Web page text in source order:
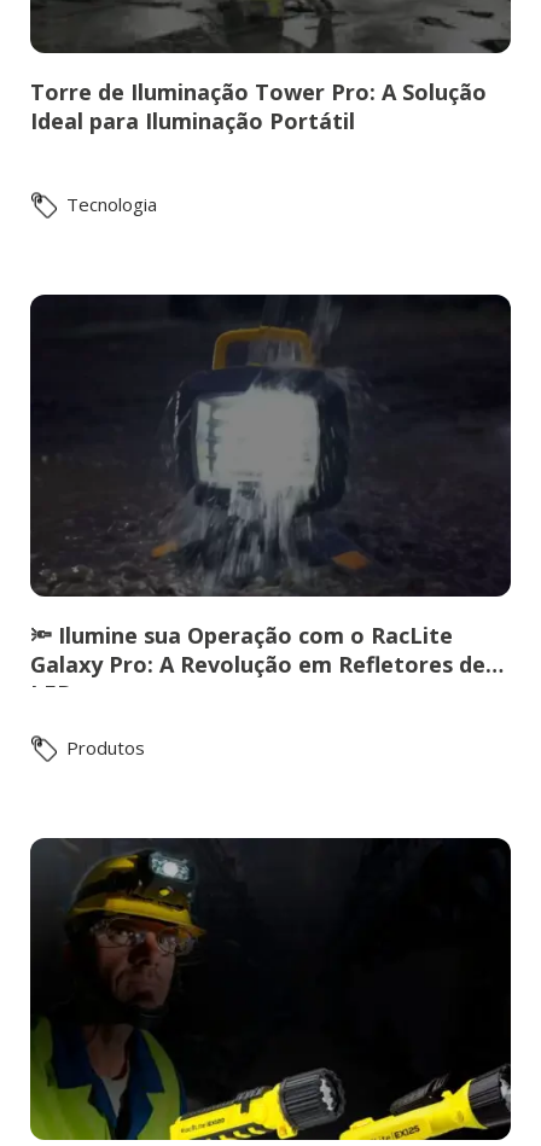
Torre de Iluminação Tower Pro: A Solução
Ideal para Iluminação Portátil
Tecnologia
🔦 Ilumine sua Operação com o RacLite
Galaxy Pro: A Revolução em Refletores de
LED
Produtos